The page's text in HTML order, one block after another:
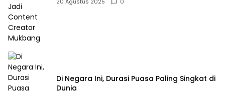
Di Negara Ini, Durasi Puasa Paling Singkat di
Dunia